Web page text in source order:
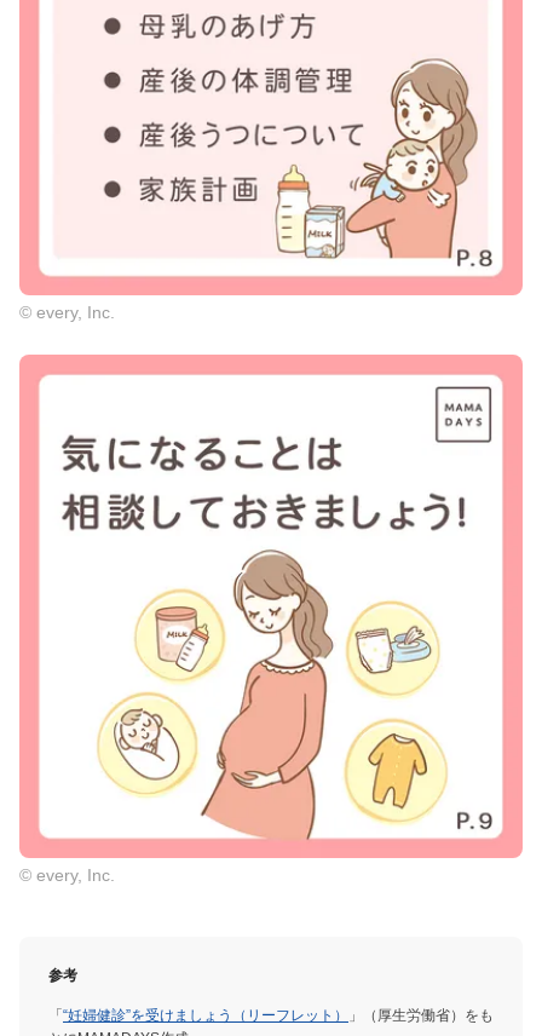
© every, Inc.
© every, Inc.
参考
「“妊婦健診”を受けましょう（リーフレット）
」（厚生労働省）をも